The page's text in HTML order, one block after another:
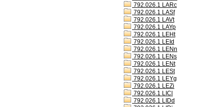
792.026.1 LARc
792.026.1 LASf
792.026.1 LAVt
792.026.1 LAYp
792.026.1 LEHt
792.026.1 LEId
792.026.1 LENn
792.026.1 LENs
792.026.1 LENt
792.026.1 LESt
792.026.1 LEYg
792.026.1 LEZi
792.026.1 LICl
792.026.1 LIDd